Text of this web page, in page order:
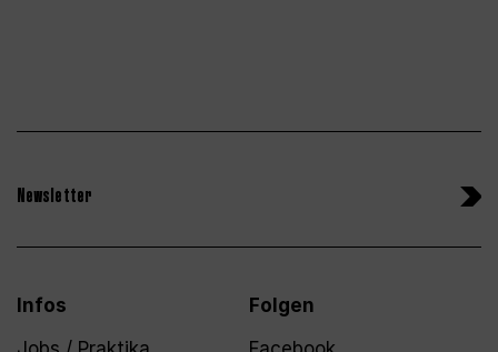
Newsletter
Infos
Folgen